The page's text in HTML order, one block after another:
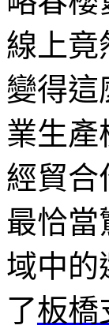
線上竟
變得這
業生產
經貿合
最恰當
域中的
了板橋